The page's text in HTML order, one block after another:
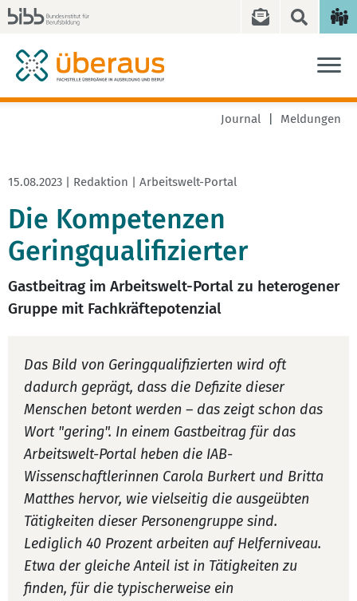
Journal Meldungen
15.08.2023 | Redaktion | Arbeitswelt-Portal
Die Kompetenzen
Geringqualifizierter
Gastbeitrag im Arbeitswelt-Portal zu heterogener
Gruppe mit Fachkräftepotenzial
Das Bild von Geringqualifizierten wird oft
dadurch geprägt, dass die Defizite dieser
Menschen betont werden – das zeigt schon das
Wort "gering". In einem Gastbeitrag für das
Arbeitswelt-Portal heben die IAB-
Wissenschaftlerinnen Carola Burkert und Britta
Matthes hervor, wie vielseitig die ausgeübten
Tätigkeiten dieser Personengruppe sind.
Lediglich 40 Prozent arbeiten auf Helferniveau.
Etwa der gleiche Anteil ist in Tätigkeiten zu
finden, für die typischerweise ein